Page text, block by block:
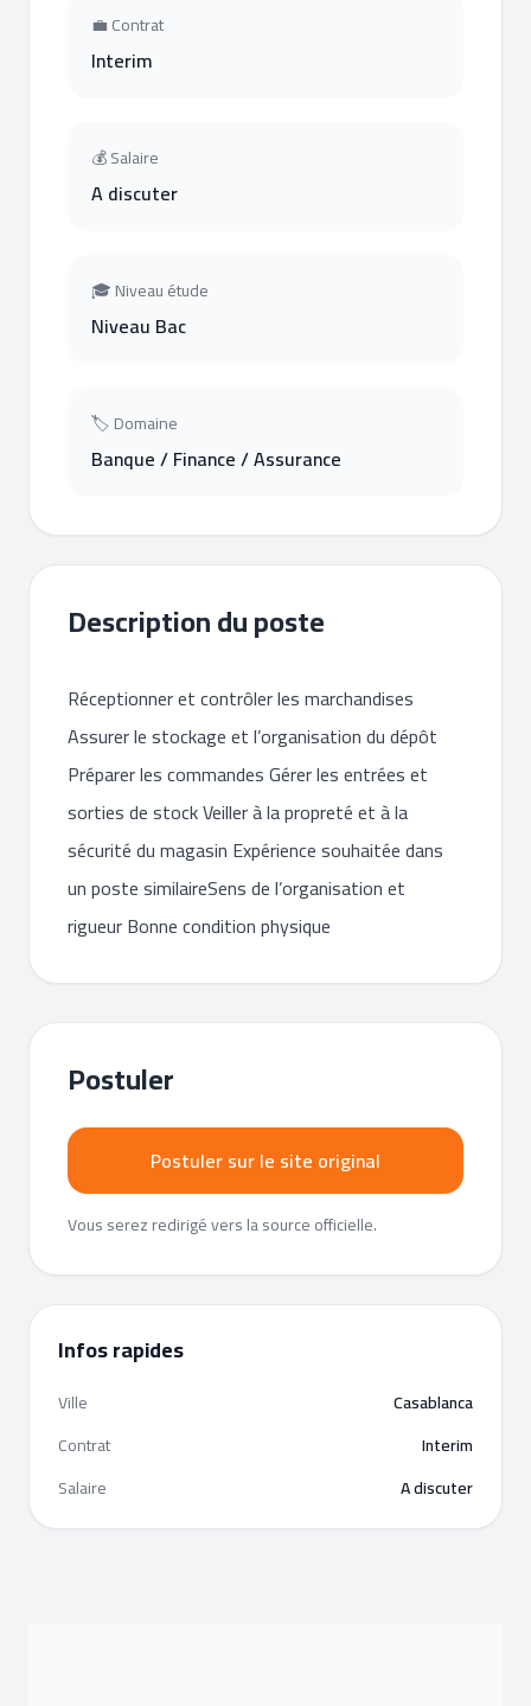
💼 Contrat
Interim
💰 Salaire
A discuter
🎓 Niveau étude
Niveau Bac
🏷 Domaine
Banque / Finance / Assurance
Description du poste
Réceptionner et contrôler les marchandises
Assurer le stockage et l’organisation du dépôt
Préparer les commandes Gérer les entrées et
sorties de stock Veiller à la propreté et à la
sécurité du magasin Expérience souhaitée dans
un poste similaireSens de l’organisation et
rigueur Bonne condition physique
Postuler
Postuler sur le site original
Vous serez redirigé vers la source officielle.
Infos rapides
Ville
Casablanca
Contrat
Interim
Salaire
A discuter